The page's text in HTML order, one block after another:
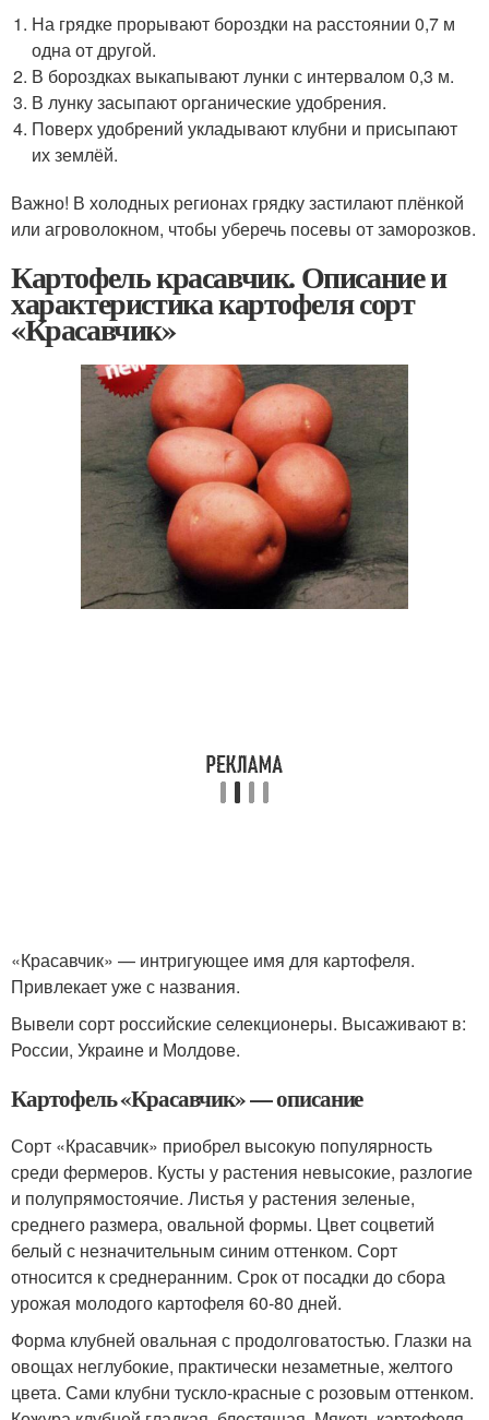
На грядке прорывают бороздки на расстоянии 0,7 м
одна от другой.
В бороздках выкапывают лунки с интервалом 0,3 м.
В лунку засыпают органические удобрения.
Поверх удобрений укладывают клубни и присыпают
их землёй.
Важно! В холодных регионах грядку застилают плёнкой
или агроволокном, чтобы уберечь посевы от заморозков.
Картофель красавчик. Описание и
характеристика картофеля сорт
«Красавчик»
«Красавчик» — интригующее имя для картофеля.
Привлекает уже с названия.
Вывели сорт российские селекционеры. Высаживают в:
России, Украине и Молдове.
Картофель «Красавчик» — описание
Сорт «Красавчик» приобрел высокую популярность
среди фермеров. Кусты у растения невысокие, разлогие
и полупрямостоячие. Листья у растения зеленые,
среднего размера, овальной формы. Цвет соцветий
белый с незначительным синим оттенком. Сорт
относится к среднеранним. Срок от посадки до сбора
урожая молодого картофеля 60-80 дней.
Форма клубней овальная с продолговатостью. Глазки на
овощах неглубокие, практически незаметные, желтого
цвета. Сами клубни тускло-красные с розовым оттенком.